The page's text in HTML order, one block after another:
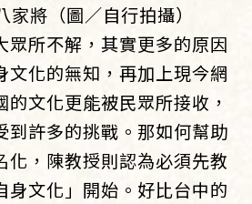
將（圖／自行拍攝）
眾所不解，其實更多的原因
文化的無知，再加上現今網
文化更能被民眾所接收，
到許多的挑戰。那如何幫助
化，陳教授則認為必須先教
身文化」開始。好比台中的